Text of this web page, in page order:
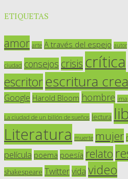
ETIQUETAS
amor arte A través del espejo autor
ciudad consejos crisis crítica
escritorescritura
Google Harold Bloom hombre
La ciudad de un billón de sueños lectura
Literatura muerte mujer
película poema poesía relato
shakespeare Twittervida video